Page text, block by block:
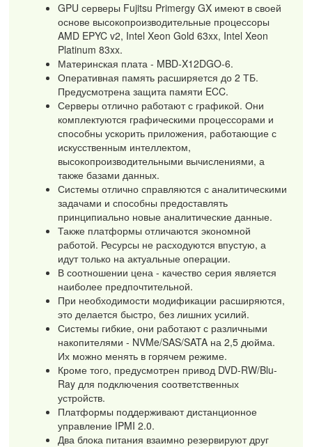
GPU серверы Fujitsu Primergy GX имеют в своей
основе высокопроизводительные процессоры
AMD EPYC v2, Intel Xeon Gold 63xx, Intel Xeon
Platinum 83xx.
Материнская плата - MBD-X12DGO-6.
Оперативная память расширяется до 2 ТБ.
Предусмотрена защита памяти ECC.
Серверы отлично работают с графикой. Они
комплектуются графическими процессорами и
способны ускорить приложения, работающие с
искусственным интеллектом,
высокопроизводительными вычислениями, а
также базами данных.
Системы отлично справляются с аналитическими
задачами и способны предоставлять
принципиально новые аналитические данные.
Также платформы отличаются экономной
работой. Ресурсы не расходуются впустую, а
идут только на актуальные операции.
В соотношении цена - качество серия является
наиболее предпочтительной.
При необходимости модификации расширяются,
это делается быстро, без лишних усилий.
Системы гибкие, они работают с различными
накопителями - NVMe/SAS/SATA на 2,5 дюйма.
Их можно менять в горячем режиме.
Кроме того, предусмотрен привод DVD-RW/Blu-
Ray для подключения соответственных
устройств.
Платформы поддерживают дистанционное
управление IPMI 2.0.
Два блока питания взаимно резервируют друг